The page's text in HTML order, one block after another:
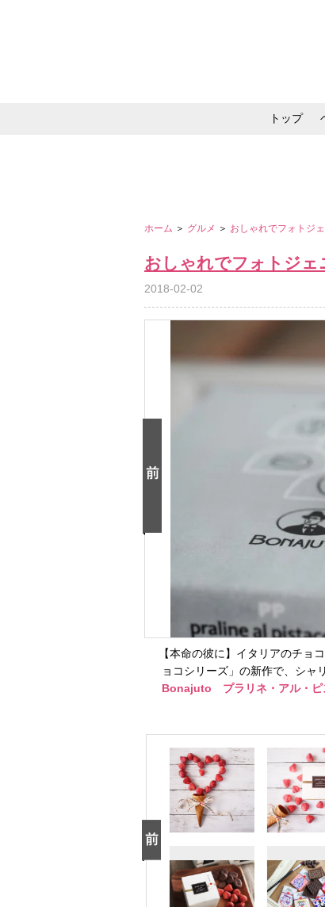
トップ
ホーム ＞ グルメ ＞ おしゃれでフォトジ
おしゃれでフォトジ
2018-02-02
【本命の彼に】イタリアのチョ
ョコシリーズ」の新作で、シャ
Bonajuto プラリネ・アル・ピ